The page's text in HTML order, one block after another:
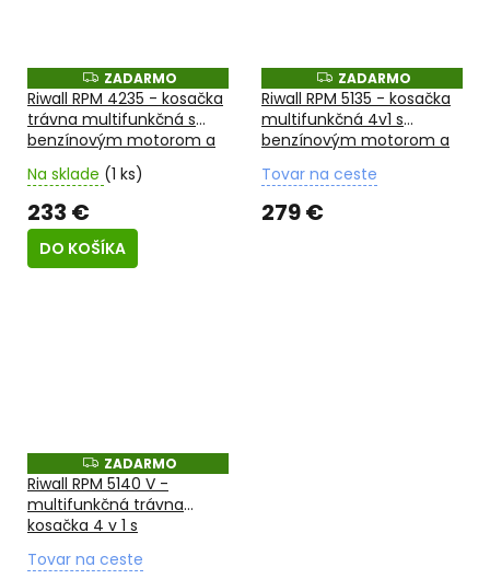
Z
A
D
A
R
M
O
ZADARMO
Riwall RPM 4235 - kosačka
trávna multifunkčná s
benzínovým motorom a
pojazdom 3v1
Na sklade (1 ks)
233 €
DO KOŠÍKA
Z
A
D
A
R
M
O
ZADARMO
Riwall RPM 5135 - kosačka
multifunkčná 4v1 s
benzínovým motorom a
Tovar na ceste
279 €
Z
A
D
A
R
O
ZADARMO
Riwall RPM 5140 V -
multifunkčná trávna
kosačka 4 v 1 s
variabilným pojazdom
Tovar na ceste